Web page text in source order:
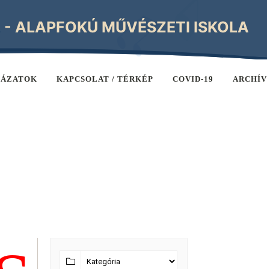
ALAPFOKÚ MŰVÉSZETI ISKOLA
KAPCSOLAT / TÉRKÉP COVID-19